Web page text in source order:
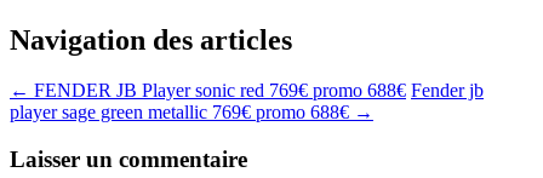
Navigation des articles
← FENDER JB Player sonic red 769€ promo 688€ Fender jb
player sage green metallic 769€ promo 688€ →
Laisser un commentaire